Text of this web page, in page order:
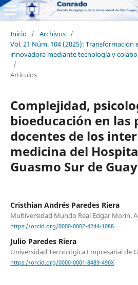
Inicio / Archivos /
Vol. 21 Núm. 104 (2025): Transformación
innovadora mediante tecnología y
/
Artículos
Complejidad,
bioeducación en las
docentes de los
medicina del
Guasmo Sur de
Cristhian Andrés Paredes Riera
Multiversidad Mundo Real Edgar Morin.
https://orcid.org/0000-0002-4244-1088
Julio Paredes Riera
Universidad Tecnológica Empresarial de
https://orcid.org/0000-0001-8489-490X